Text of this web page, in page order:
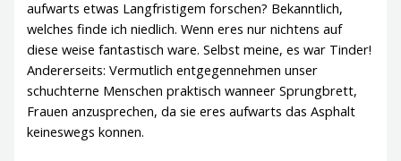
aufwarts etwas Langfristigem forschen? Bekanntlich,
welches finde ich niedlich. Wenn eres nur nichtens auf
diese weise fantastisch ware. Selbst meine, es war Tinder!
Andererseits: Vermutlich entgegennehmen unser
schuchterne Menschen praktisch wanneer Sprungbrett,
Frauen anzusprechen, da sie eres aufwarts das Asphalt
keineswegs konnen.